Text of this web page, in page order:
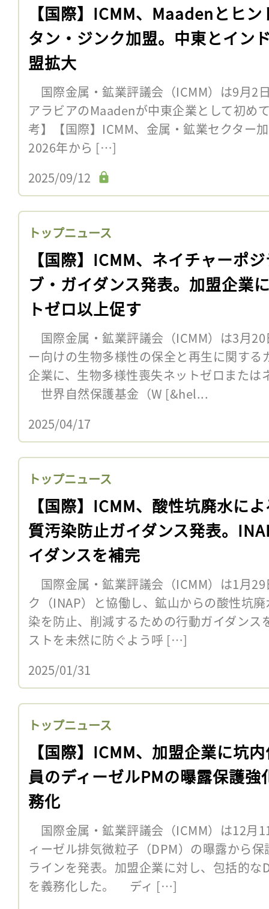
【国際】ICMM、Maadenとヒン
タン・ジンク加盟。中東とイン
盟拡大
国際金属・鉱業評議会（ICMM）は9月2
アラビアのMaadenが中東企業として初め
考】【国際】ICMM、金属・鉱業セクター
2026年から […]
2025/09/12
トップニュース
【国際】ICMM、ネイチャーポ
ブ・ガイダンス発表。加盟企業
トゼロ以上促す
国際金属・鉱業評議会（ICMM）は3月
ー向けの生物多様性の保全と再生に関す
企業に、生物多様性喪失ネットゼロまたは
世界自然保護基金（W [&hel...
2025/04/17
トップニュース
【国際】ICMM、酸性坑廃水に
質汚染防止ガイダンス発表。
イダンスを補完
国際金属・鉱業評議会（ICMM）は1月
ク（INAP）と協働し、鉱山からの酸性坑
染を防止、削減するための行動ガイダンス
ストを未然に防ぐよう呼 […]
2025/01/31
トップニュース
【国際】ICMM、加盟企業に坑
員のディーゼルPMの曝露保護強
務化
国際金属・鉱業評議会（ICMM）は12月
ィーゼル排気微粒子（DPM）の曝露から
ラインを発表。加盟企業に対し、包括的な
を義務化した。 ディ […]